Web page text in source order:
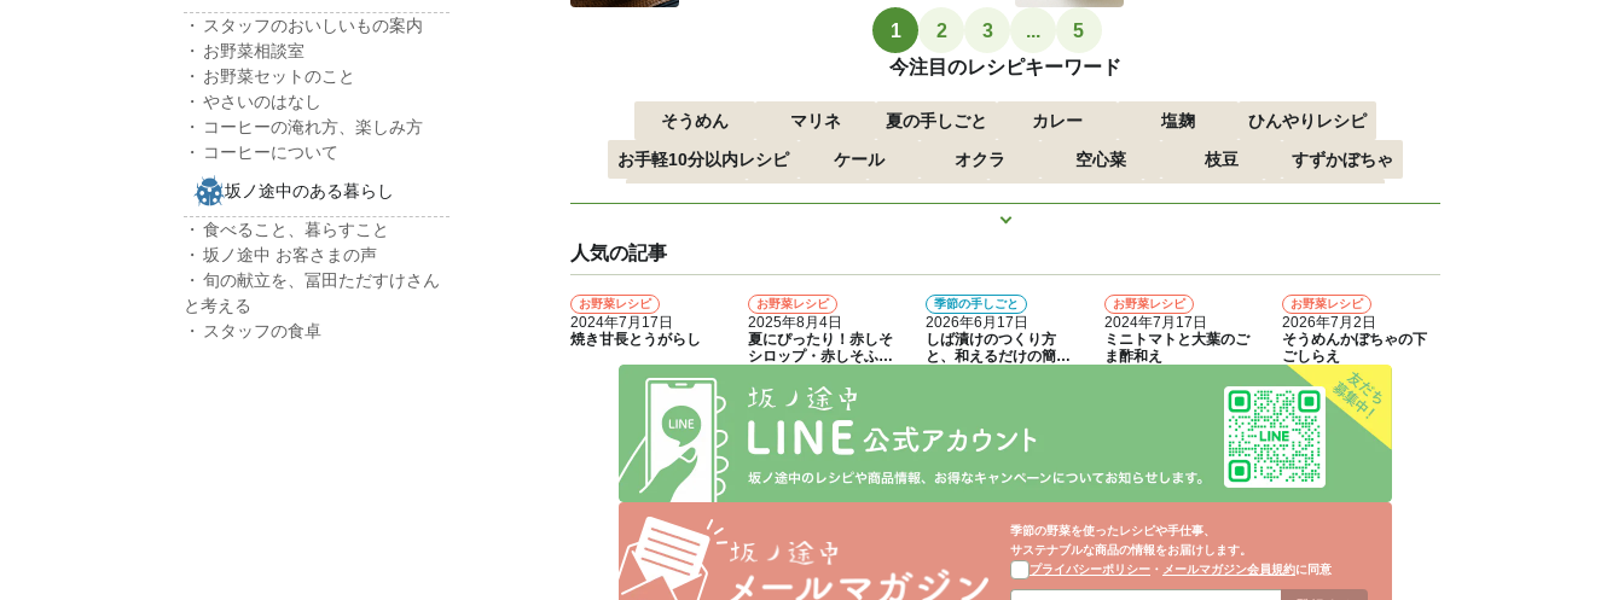
1 2 3 ...
5
今注目のレシピキーワード
そうめん マリネ 夏の手しごと カレー 塩麹
ひんやりレシピ
お手軽10分以内レシピ
ケール オクラ 空心菜 枝豆
すずかぼちゃ
もっと見る
人気の記事
1
お野菜レシピ
2024年7月17日
焼き甘長とうがらし
2
お野菜レシピ
2025年8月4日
夏にぴったり！赤しそ
シロップ・赤しそふり
3
季節の手しごと
2026年6月17日
しば漬けのつくり方
と、和えるだけの簡単
4
お野菜レシピ
2024年7月17日
ミニトマトと大葉のご
ま酢和え
5
お野菜レシピ
2026年7月2日
そうめんかぼちゃの下
ごしらえ
季節の野菜を使ったレシピや手仕事、
サステナブルな商品の情報をお届けします。
プライバシーポリシー ・ メールマガジン会員規約に同意
スタッフのおいしいもの案内
お野菜相談室
お野菜セットのこと
やさいのはなし
コーヒーの淹れ方、楽しみ方
コーヒーについて
坂ノ途中のある暮らし
食べること、暮らすこと
坂ノ途中 お客さまの声
旬の献立を、冨田ただすけさん
と考える
スタッフの食卓